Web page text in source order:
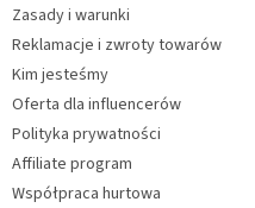
Zasady i warunki
Reklamacje i zwroty towarów
Kim jesteśmy
Oferta dla influencerów
Polityka prywatności
Affiliate program
Współpraca hurtowa